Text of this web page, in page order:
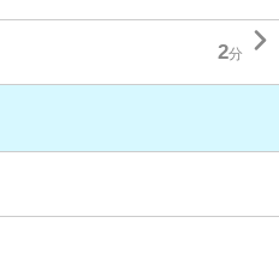
2分 